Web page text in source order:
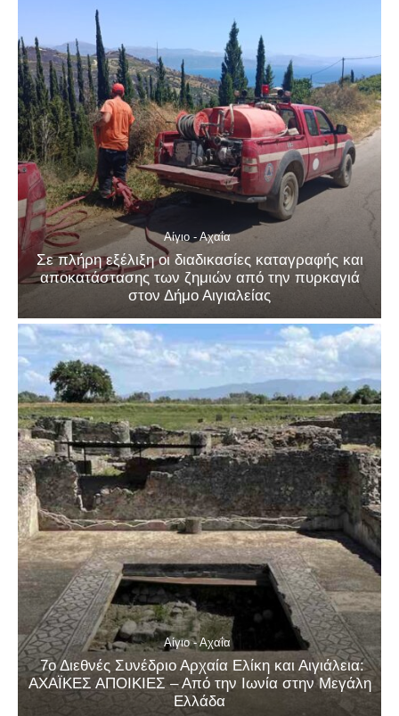
Αίγιο - Αχαΐα
Σε πλήρη εξέλιξη οι διαδικασίες καταγραφής και
αποκατάστασης των ζημιών από την πυρκαγιά
στον Δήμο Αιγιαλείας
Αίγιο - Αχαΐα
7ο Διεθνές Συνέδριο Αρχαία Ελίκη και Αιγιάλεια:
ΑΧΑΪΚΕΣ ΑΠΟΙΚΙΕΣ – Από την Ιωνία στην Μεγάλη
Ελλάδα